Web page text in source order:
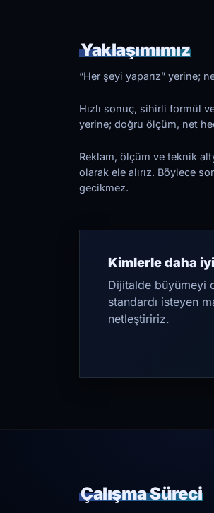
Yaklaşımımız
“Her şeyi yaparız” yerine;
Hızlı sonuç, sihirli formül
yerine; doğru ölçüm, net
Reklam, ölçüm ve teknik
olarak ele alırız. Böylece
gecikmez.
Kimlerle daha iyi
Dijitalde büyümeyi
standardı isteyen
netleştiririz.
Çalışma Süreci